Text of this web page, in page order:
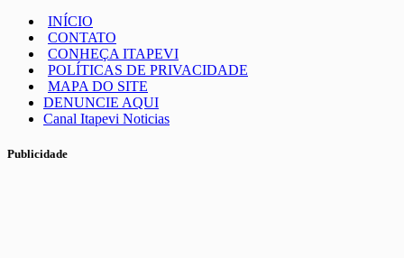
INÍCIO
CONTATO
CONHEÇA ITAPEVI
POLÍTICAS DE PRIVACIDADE
MAPA DO SITE
DENUNCIE AQUI
Canal Itapevi Noticias
Publicidade